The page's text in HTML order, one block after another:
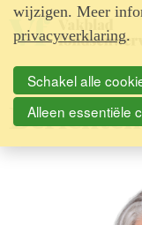
wijzigen. Meer
privacyverklaring.
Schakel alle
Alleen essentiële